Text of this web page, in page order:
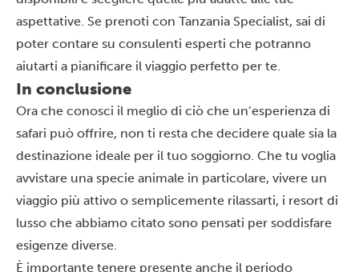
aspettative. Se prenoti con Tanzania Specialist, sai di
poter contare su consulenti esperti che potranno
aiutarti a pianificare il viaggio perfetto per te.
In conclusione
Ora che conosci il meglio di ciò che un’esperienza di
safari può offrire, non ti resta che decidere quale sia la
destinazione ideale per il tuo soggiorno. Che tu voglia
avvistare una specie animale in particolare, vivere un
viaggio più attivo o semplicemente rilassarti, i resort di
lusso che abbiamo citato sono pensati per soddisfare
esigenze diverse.
È importante tenere presente anche il periodo